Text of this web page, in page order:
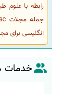
رابطه با علوم
انگلیسی برای
خدمات